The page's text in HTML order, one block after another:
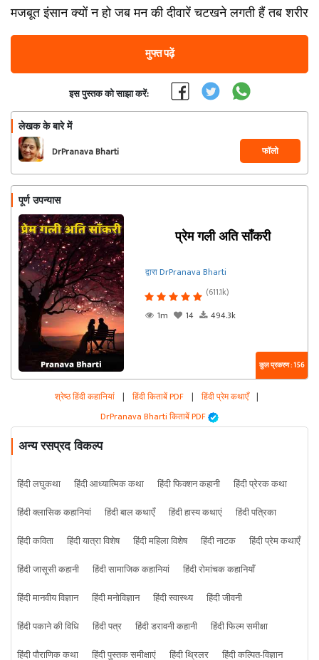
मजबूत इंसान क्यों न हो जब मन की दीवारें चटखने लगती हैं तब शरीर
मुफ्त पढ़ें
इस पुस्तक को साझा करें:
लेखक के बारे में
DrPranava Bharti फॉलो
पूर्ण उपन्यास
प्रेम गली अति साँकरी
द्वारा DrPranava Bharti
(611.1k)
1m
14 494.3k
कुल प्रकरण : 156
श्रेष्ठ हिंदी कहानियां | हिंदी किताबें PDF | हिंदी प्रेम कथाएँ |
DrPranava Bharti किताबें PDF
अन्य रसप्रद विकल्प
हिंदी लघुकथा हिंदी आध्यात्मिक कथा हिंदी फिक्शन कहानी
हिंदी प्रेरक कथा
हिंदी क्लासिक कहानियां
हिंदी बाल कथाएँ हिंदी हास्य कथाएं
हिंदी पत्रिका
हिंदी कविता
हिंदी यात्रा विशेष हिंदी महिला विशेष हिंदी नाटक
हिंदी प्रेम कथाएँ
हिंदी जासूसी कहानी
हिंदी सामाजिक कहानियां
हिंदी रोमांचक कहानियाँ
हिंदी मानवीय विज्ञान
हिंदी मनोविज्ञान हिंदी स्वास्थ्य
हिंदी जीवनी
हिंदी पकाने की विधि
हिंदी पत्र हिंदी डरावनी कहानी
हिंदी फिल्म समीक्षा
हिंदी पौराणिक कथा
हिंदी पुस्तक समीक्षाएं हिंदी थ्रिलर हिंदी कल्पित-विज्ञान